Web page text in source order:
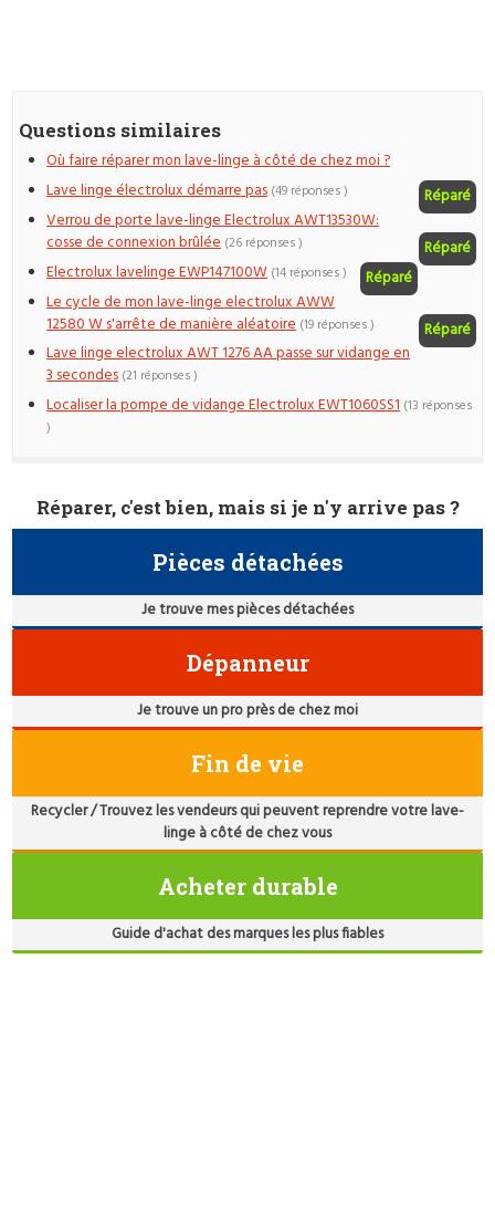
Questions similaires
Où faire réparer mon lave-linge à côté de chez moi ?
Lave linge électrolux démarre pas
Réparé
(49 réponses )
Verrou de porte lave-linge Electrolux AWT13530W:
cosse de connexion brûlée
Réparé
(26 réponses )
Electrolux lavelinge EWP147100W Réparé
(14 réponses )
Le cycle de mon lave-linge electrolux AWW
12580 W s'arrête de manière aléatoire
Réparé
(19 réponses )
Lave linge electrolux AWT 1276 AA passe sur vidange en
3 secondes (21 réponses )
Localiser la pompe de vidange Electrolux EWT1060SS1 (13 réponses
)
Réparer, c'est bien, mais si je n'y arrive pas ?
Pièces détachées
Je trouve mes pièces détachées
Dépanneur
Je trouve un pro près de chez moi
Fin de vie
Recycler / Trouvez les vendeurs qui peuvent reprendre votre lave-
linge à côté de chez vous
Acheter durable
Guide d'achat des marques les plus fiables